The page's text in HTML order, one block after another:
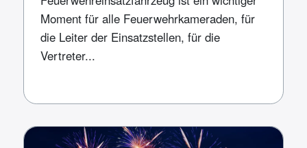
Moment für alle Feuerwehrkameraden, für
die Leiter der Einsatzstellen, für die
Vertreter...